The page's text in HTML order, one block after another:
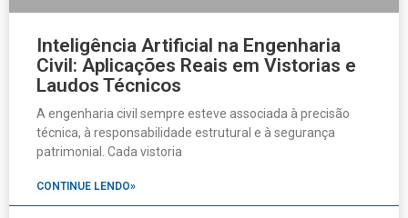
Inteligência Artificial na Engenharia
Civil: Aplicações Reais em Vistorias e
Laudos Técnicos
A engenharia civil sempre esteve associada à precisão
técnica, à responsabilidade estrutural e à segurança
patrimonial. Cada vistoria
CONTINUE LENDO»